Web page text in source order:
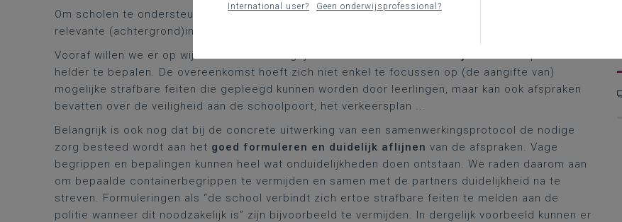
Om scholen te ondersteunen in het aangaan van de dialoog met de politie bundelen we hieronder
relevante (achtergrond)informatie teneinde tot goede afspraken te kunnen komen.
Vooraf willen we er op wijzen dat het belangrijk is om de
helder te bepalen. De overeenkomst hoeft zich niet enkel te focussen op (de aangifte van)
mogelijke strafbare feiten die gepleegd kunnen worden door leerlingen, maar kan ook afspraken
bevatten over de veiligheid aan de schoolpoort, het verkeersplan ...
Belangrijk is ook nog dat bij de concrete uitwerking van een samenwerkingsprotocol de nodige
zorg besteed wordt aan het goed formuleren en duidelijk aflijnen van de afspraken. Vage
begrippen en bepalingen kunnen heel wat onduidelijkheden doen ontstaan. We raden daarom aan
om bepaalde containerbegrippen te vermijden en samen met de partners duidelijkheid na te
streven. Formuleringen als “de school verbindt zich ertoe strafbare feiten te melden aan de
politie wanneer dit noodzakelijk is” zijn bijvoorbeeld te vermijden. In dergelijk voorbeeld kunnen er
International user? Geen onderwijsprofessional?